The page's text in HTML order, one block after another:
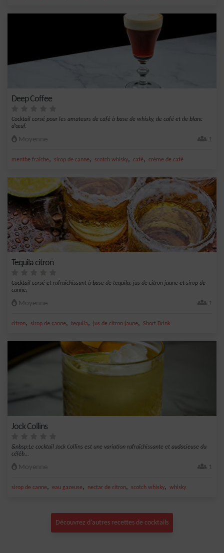
Deep Coffee
Cocktail corsé pour les amateurs de café à base de whisky, de café et de blanc
d’œuf.
Moyenne 1
menthe fraîche, sirop de canne, scotch whisky, café, crème de café
Tequila citron
Cocktail corsé et rafraîchissant à base de tequila, jus de citron jaune et sirop de
canne.
Moyenne 1
citron, sirop de canne, tequila, jus de citron jaune, Short Drink
Jock Collins
&nbsp;Le cocktail Jock Collins est une variation rafraîchissante et audacieuse du
célèb...
Moyenne 1
sirop de canne, eau gazeuse, nectar de citron, scotch whisky, whisky
Découvrez d'autres recettes de cocktails